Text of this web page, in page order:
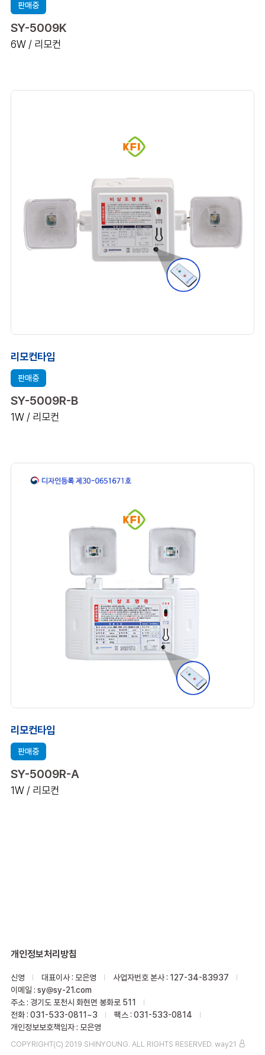
판매중
SY-5009K
6W / 리모컨
리모컨타입
판매중
SY-5009R-B
1W / 리모컨
리모컨타입
판매중
SY-5009R-A
1W / 리모컨
개인정보처리방침
신영 대표이사 : 모은영
사업자번호 본사 : 127-34-83937
이메일 : sy@sy-21.com
주소 : 경기도 포천시 화현면 봉화로 511
전화 : 031-533-0811~3
팩스 : 031-533-0814
개인정보보호책임자 : 모은영
COPYRIGHT(C) 2019 SHINYOUNG. ALL RIGHTS RESERVED. way21